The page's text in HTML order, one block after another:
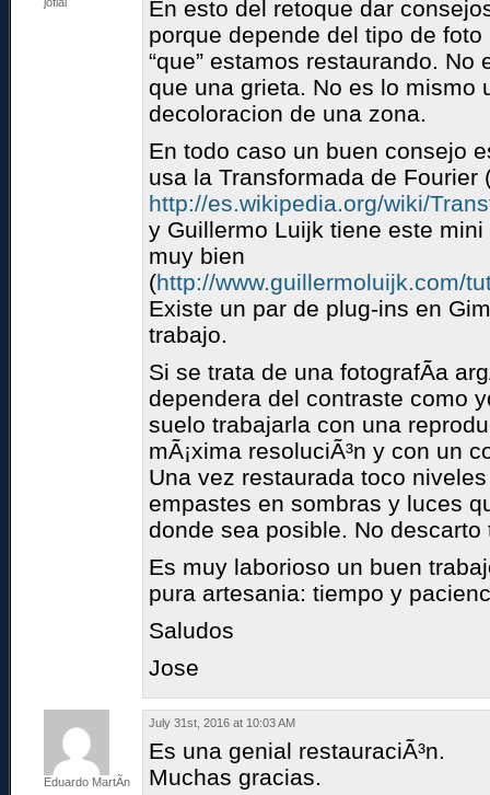
En esto del retoque dar
porque depende del tipo de
“que” estamos restaurando. No
que una grieta. No es lo mismo
decoloracion de una zona.
En todo caso un buen consejo
usa la Transformada de Fourier
http://es.wikipedia.org/wiki/
y Guillermo Luijk tiene este
muy bien
(http://www.guillermoluijk.com/
Existe un par de plug-ins en
trabajo.
Si se trata de una fotografÃ­a
dependera del contraste como
suelo trabajarla con una
mÃ¡xima resoluciÃ³n y con un
Una vez restaurada toco
empastes en sombras y luces
donde sea posible. No
Es muy laborioso un buen
pura artesania: tiempo y
Saludos
Jose
Eduardo MartÃ­n
July 31st, 2016 at 10:03 AM
Es una genial restauraciÃ³n.
Muchas gracias.